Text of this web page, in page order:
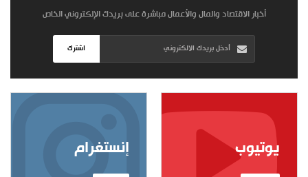
أخبار الاقتصاد والمال والأعمال مباشرة على بريدك الإلكتروني الخاص
اشترك
إنستغرام يوتيوب